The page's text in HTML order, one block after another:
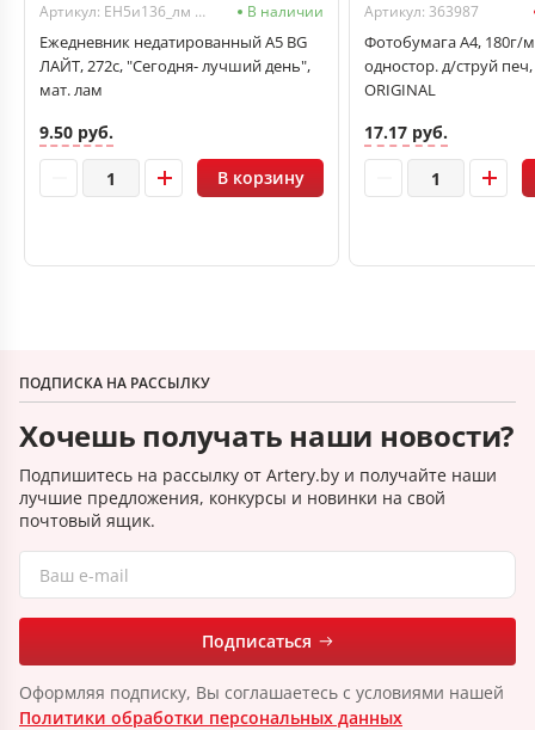
Артикул: ЕН5и136_лм 12390 В наличии
Ежедневник недатированный А5 BG
ЛАЙТ, 272с, "Сегодня- лучший день",
мат. лам
9.50 руб.
В корзину
Артикул: 363987
Фотобумага А4, 180г/
одностор. д/струй
ORIGINAL
17.17 руб.
ПОДПИСКА НА РАССЫЛКУ
Хочешь получать наши новости?
Подпишитесь на рассылку от Artery.by и получайте наши
лучшие предложения, конкурсы и новинки на свой
почтовый ящик.
Подписаться
Оформляя подписку, Вы соглашаетесь с условиями нашей
Политики обработки персональных данных